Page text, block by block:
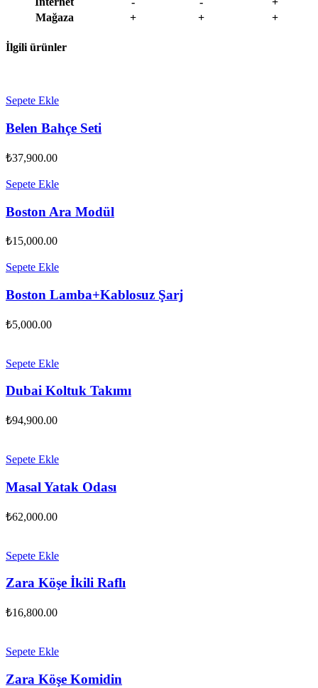
Mağaza
+ + +
İlgili ürünler
Sepete Ekle
Belen Bahçe Seti
₺37,900.00
Sepete Ekle
Boston Ara Modül
₺15,000.00
Sepete Ekle
Boston Lamba+Kablosuz Şarj
₺5,000.00
Sepete Ekle
Dubai Koltuk Takımı
₺94,900.00
Sepete Ekle
Masal Yatak Odası
₺62,000.00
Sepete Ekle
Zara Köşe İkili Raflı
₺16,800.00
Sepete Ekle
Zara Köşe Komidin